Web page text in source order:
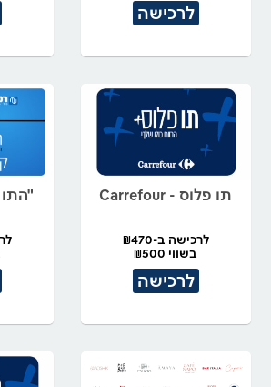
לרכישה
תו פלוס - Carrefour
לרכישה ב-₪470
בשווי ₪500
לרכישה